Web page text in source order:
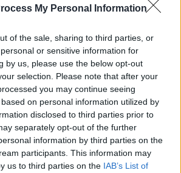
My Personal Information
of the sale, sharing to third parties, or
or sensitive information for
by us, please use the below opt-out
selection. Please note that after your
you may continue seeing
on personal information utilized by
disclosed to third parties prior to
separately opt-out of the further
information by third parties on the
participants. This information may
us to third parties on the IAB’s List of